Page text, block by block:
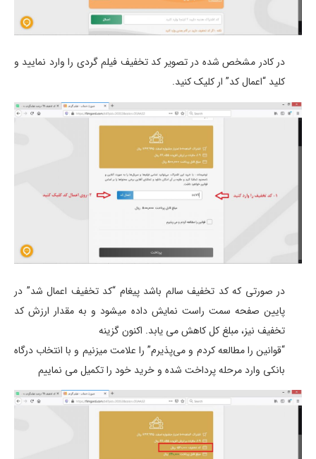
در کادر مشخص شده در تصویر کد تخفیف فیلم گردی را وارد نمایید و
کلید “اعمال کد” ار کلیک کنید.
در صورتی که کد تخفیف سالم باشد پیغام “کد تخفیف اعمال شد” در
پایین صفحه سمت راست نمایش داده میشود و به مقدار ارزش کد
تخفیف نیز، مبلغ کل کاهش می یابد. اکنون گزینه
“قوانین را مطالعه کردم و می‌پذیرم” را علامت میزنیم و با انتخاب درگاه
بانکی وارد مرحله پرداخت شده و خرید خود را تکمیل می نماییم